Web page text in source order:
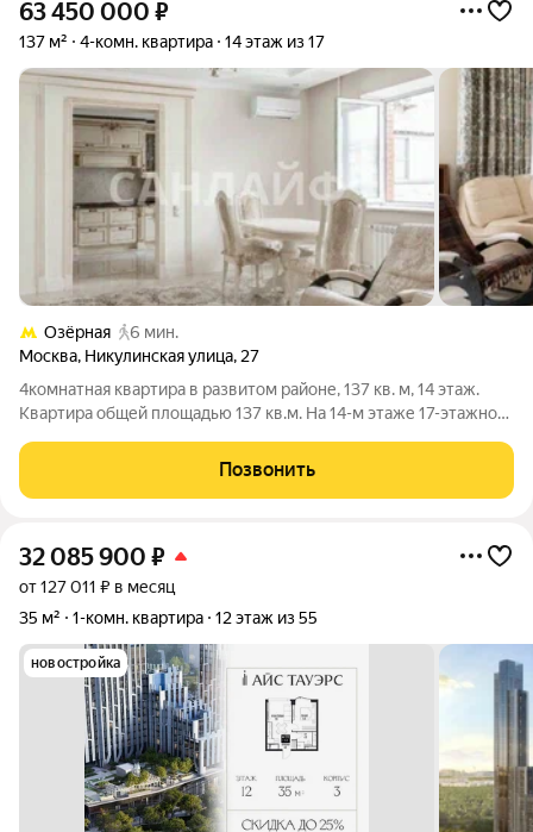
63 450 000 ₽
137 м² 4-комн. квартира 14 этаж из 17
Озёрная
6 мин.
Москва, Никулинская улица, 27
4комнатная квартира в развитом районе, 137 кв. м, 14 этаж.
Квартира общей площадью 137 кв.м. На 14-м этаже 17-этажного
санузла. Кухня 15 кв. м. Выполнен качественный ремонт в
классическом
Позвонить
32 085 900 ₽
от 127 011 ₽ в месяц
35 м²
1-комн. квартира 12 этаж из 55
новостройка